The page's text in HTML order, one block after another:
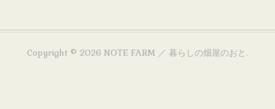
Copyright © 2026 NOTE FARM ／ 暮らしの畑屋のおと .